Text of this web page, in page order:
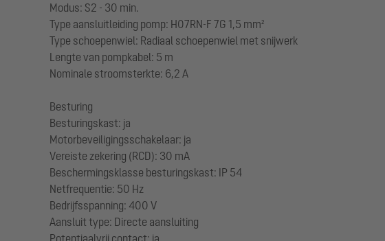
Modus: S2 - 30 min.
Type aansluitleiding pomp: H07RN-F 7G 1,5 mm²
Type schoepenwiel: Radiaal schoepenwiel met snijwerk
Lengte van pompkabel: 5 m
Nominale stroomsterkte: 6,2 A
Besturing
Besturingskast: ja
Motorbeveiligingsschakelaar: ja
Vereiste zekering (RCD): 30 mA
Beschermingsklasse besturingskast: IP 54
Netfrequentie: 50 Hz
Bedrijfsspanning: 400 V
Aansluit type: Directe aansluiting
Potentiaalvrij contact: ja